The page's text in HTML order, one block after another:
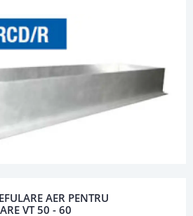
AER PENTRU
VT 50 - 60